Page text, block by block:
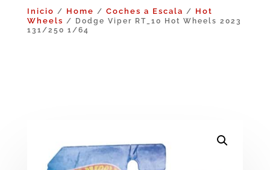
Inicio / Home / Coches a Escala / Hot
Wheels / Dodge Viper RT_10 Hot Wheels 2023
131/250 1/64